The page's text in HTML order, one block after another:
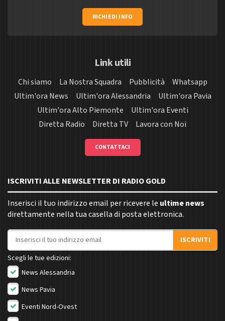
RICHIEDI INFO
Link utili
Chi siamo La Nostra Squadra Pubblicità
Whatsapp
Ultim'ora News
Ultim'ora Alessandria
Ultim'ora Pavia
Ultim'ora Alto Piemonte
Ultim'ora Eventi
Diretta Radio
Diretta TV Lavora con Noi
CONTATTACI
ISCRIVITI ALLE NEWSLETTER DI RADIO GOLD
Inserisci il tuo indirizzo email per ricevere le ultime news
direttamente nella tua casella di posta elettronica.
Indirizzo email
ISCRIVITI
Scegli le tue edizioni:
News Alessandria
News Pavia
Eventi Nord-Ovest